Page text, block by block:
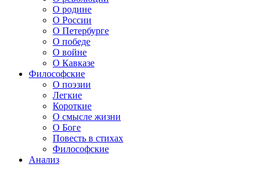
О родине
О России
О Петербурге
О победе
О войне
О Кавказе
Философские
О поэзии
Легкие
Короткие
О смысле жизни
О Боге
Повесть в стихах
Философские
Анализ